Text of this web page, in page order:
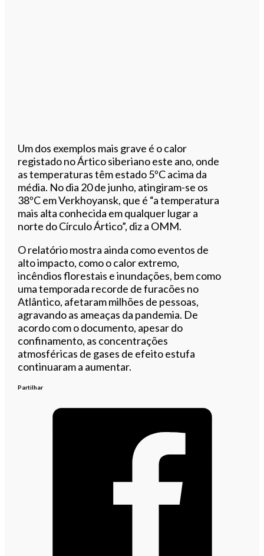
Um dos exemplos mais grave é o calor
registado no Ártico siberiano este ano, onde
as temperaturas têm estado 5ºC acima da
média. No dia 20 de junho, atingiram-se os
38ºC em Verkhoyansk, que é “a temperatura
mais alta conhecida em qualquer lugar a
norte do Círculo Ártico”, diz a OMM.
O relatório mostra ainda como eventos de
alto impacto, como o calor extremo,
incêndios florestais e inundações, bem como
uma temporada recorde de furacões no
Atlântico, afetaram milhões de pessoas,
agravando as ameaças da pandemia. De
acordo com o documento, apesar do
confinamento, as concentrações
atmosféricas de gases de efeito estufa
continuaram a aumentar.
Partilhar